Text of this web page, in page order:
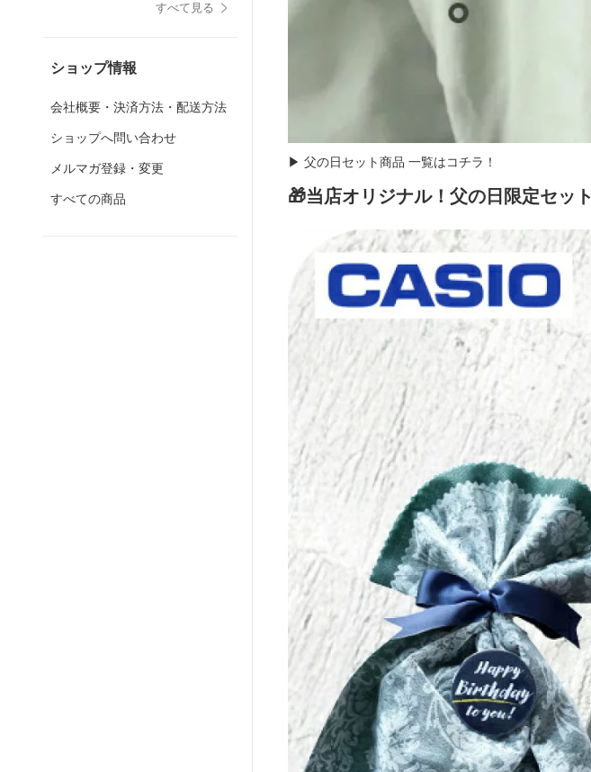
レディース腕時計
すべて見る
ショップ情報
会社概要・決済方法・配送方法
ショップへ問い合わせ
メルマガ登録・変更
すべての商品
▶ 父の日セット商品 一覧はコチラ！
🎁当店オリジナル！父の日限定セット